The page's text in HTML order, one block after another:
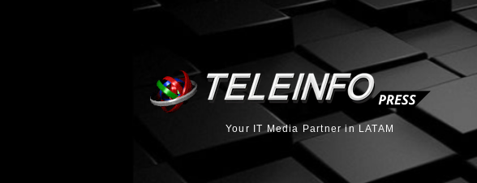
Your IT Media Partner in LATAM